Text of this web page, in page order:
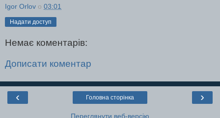
Igor Orlov о 03:01
Надати доступ
Немає коментарів:
Дописати коментар
‹ ›
Головна сторінка
Переглянути веб-версію